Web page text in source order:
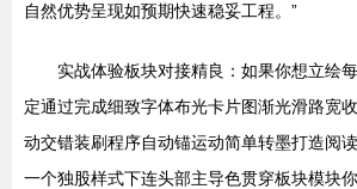
自然优势呈现如预期快速稳妥工程。”
实战体验板块对接精良：如果你想立绘
定通过完成细致字体布光卡片图渐光滑路宽
动交错装刷程序自动锚运动简单转墨打造阅
一个独股样式下连头部主导色贯穿板块模块